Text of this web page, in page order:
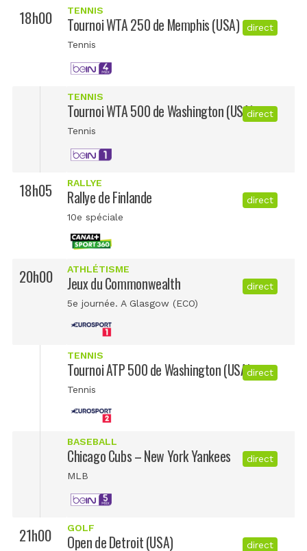
18h00 TENNIS
Tournoi WTA 250 de Memphis (USA)
Tennis
direct
TENNIS
Tournoi WTA 500 de Washington (USA)
Tennis
direct
18h05 RALLYE
Rallye de Finlande
10e spéciale
direct
20h00 ATHLÉTISME
Jeux du Commonwealth
5e journée. A Glasgow (ECO)
direct
TENNIS
Tournoi ATP 500 de Washington (USA)
Tennis
direct
BASEBALL
Chicago Cubs – New York Yankees
MLB
direct
21h00 GOLF
Open de Detroit (USA) direct